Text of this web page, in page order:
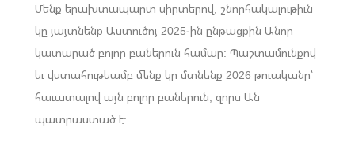
Մենք երախտապարտ սիրտերով, շնորհակալութիւն
կը յայտնենք Աստուծոյ 2025-ին ընթացքին Անոր
կատարած բոլոր բաներուն համար: Պաշտամունքով
եւ վստահութեամբ մենք կը մտնենք 2026 թուականը՝
հաւատալով այն բոլոր բաներուն, զորս Ան
պատրաստած է: